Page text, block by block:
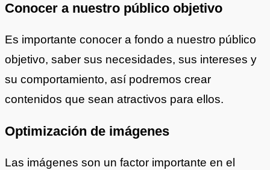
Conocer a nuestro público objetivo
Es importante conocer a fondo a nuestro público
objetivo, saber sus necesidades, sus intereses y
su comportamiento, así podremos crear
contenidos que sean atractivos para ellos.
Optimización de imágenes
Las imágenes son un factor importante en el